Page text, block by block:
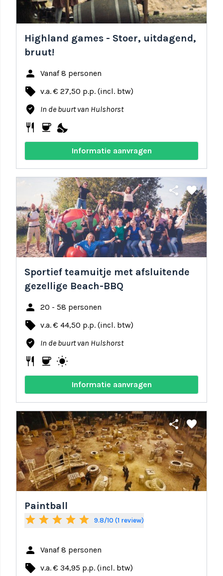
Highland games - Stoer, uitdagend,
bruut!
person Vanaf 8 personen
local_offer v.a. € 27,50 p.p. (incl. btw)
where_to_vote In de buurt van Hulshorst
restaurant coffee nights_stay
Informatie aanvragen
share favorite
Sportief teamuitje met afsluitende
gezellige Beach-BBQ
person 20 - 58 personen
local_offer v.a. € 44,50 p.p. (incl. btw)
where_to_vote In de buurt van Hulshorst
restaurant coffee wb_sunny
Informatie aanvragen
share favorite
Paintball
star star star star star 9.8/10 (1 review)
person Vanaf 8 personen
local_offer v.a. € 34,95 p.p. (incl. btw)